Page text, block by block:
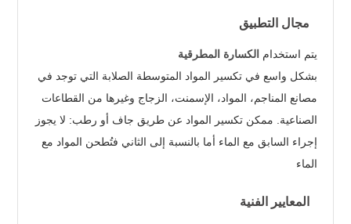
مجال التطبيق
يتم استخدام الكسارة المطرقية
بشكل واسع في تكسير المواد المتوسطة الصلابة التي توجد في
مصانع المناجم، المواد، الإسمنت، الزجاج وغيرها من القطاعات
الصناعية. ممكن تكسير المواد عن طريق جاف أو رطب: لا يجوز
إجراء السابق مع الماء أما بالنسبة إلى الثاني فتُطحن المواد مع
الماء
المعايير الفنية